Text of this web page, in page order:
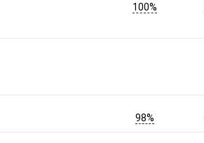
100%
98%